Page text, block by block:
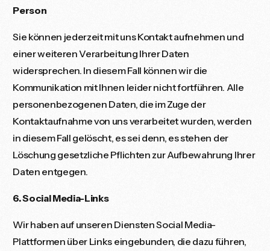
Person
Sie können jederzeit mit uns Kontakt aufnehmen und
einer weiteren Verarbeitung Ihrer Daten
widersprechen. In diesem Fall können wir die
Kommunikation mit Ihnen leider nicht fortführen. Alle
personenbezogenen Daten, die im Zuge der
Kontaktaufnahme von uns verarbeitet wurden, werden
in diesem Fall gelöscht, es sei denn, es stehen der
Löschung gesetzliche Pflichten zur Aufbewahrung Ihrer
Daten entgegen.
6. Social Media-Links
Wir haben auf unseren Diensten Social Media-
Plattformen über Links eingebunden, die dazu führen,